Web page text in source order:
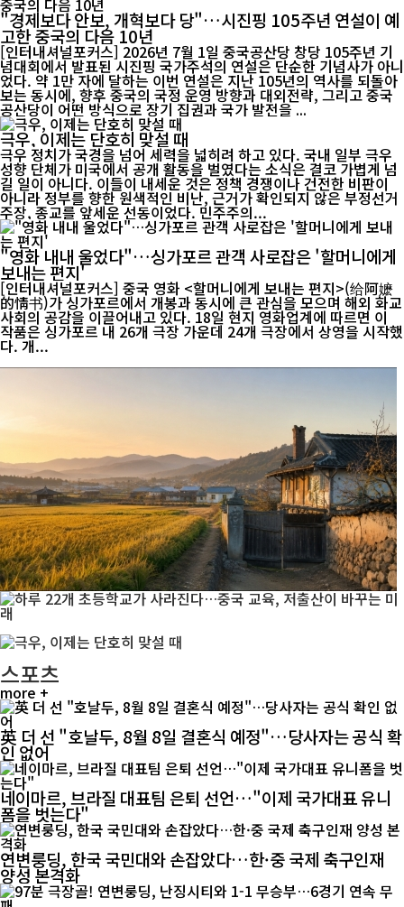
"경제보다 안보, 개혁보다 당"…시진핑 105주년 연설이 예
고한 중국의 다음 10년
[인터내셔널포커스] 2026년 7월 1일 중국공산당 창당 105주년 기
념대회에서 발표된 시진핑 국가주석의 연설은 단순한 기념사가 아니
었다. 약 1만 자에 달하는 이번 연설은 지난 105년의 역사를 되돌아
보는 동시에, 향후 중국의 국정 운영 방향과 대외전략, 그리고 중국
공산당이 어떤 방식으로 장기 집권과 국가 발전을 ...
극우, 이제는 단호히 맞설 때
극우 정치가 국경을 넘어 세력을 넓히려 하고 있다. 국내 일부 극우
성향 단체가 미국에서 공개 활동을 벌였다는 소식은 결코 가볍게 넘
길 일이 아니다. 이들이 내세운 것은 정책 경쟁이나 건전한 비판이
아니라 정부를 향한 원색적인 비난, 근거가 확인되지 않은 부정선거
주장, 종교를 앞세운 선동이었다. 민주주의...
"영화 내내 울었다"…싱가포르 관객 사로잡은 '할머니에게
보내는 편지'
[인터내셔널포커스] 중국 영화 <할머니에게 보내는 편지>(给阿嬷
的情书)가 싱가포르에서 개봉과 동시에 큰 관심을 모으며 해외 화교
사회의 공감을 이끌어내고 있다. 18일 현지 영화업계에 따르면 이
작품은 싱가포르 내 26개 극장 가운데 24개 극장에서 상영을 시작했
다. 개...
스포츠
more +
英 더 선 "호날두, 8월 8일 결혼식 예정"…당사자는 공식 확
인 없어
네이마르, 브라질 대표팀 은퇴 선언…"이제 국가대표 유니
폼을 벗는다"
연변룽딩, 한국 국민대와 손잡았다…한·중 국제 축구인재
양성 본격화